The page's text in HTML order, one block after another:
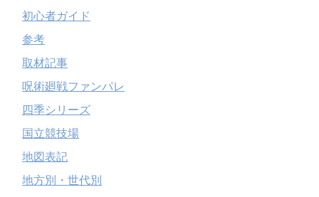
初心者ガイド
参考
取材記事
呪術廻戦ファンパレ
四季シリーズ
国立競技場
地図表記
地方別・世代別